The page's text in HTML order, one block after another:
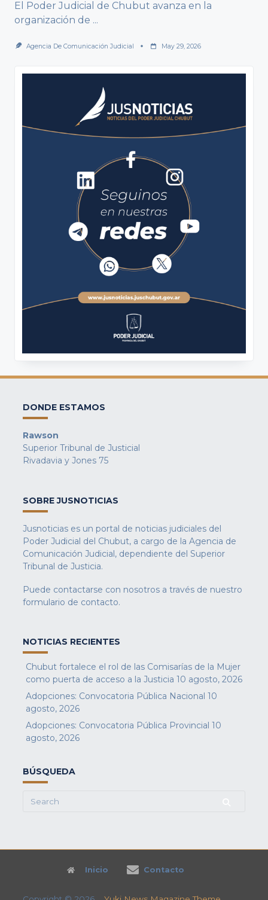
El Poder Judicial de Chubut avanza en la
organización de ...
Agencia De Comunicación Judicial May 29, 2026
DONDE ESTAMOS
Rawson
Superior Tribunal de Justicial
Rivadavia y Jones 75
SOBRE JUSNOTICIAS
Jusnoticias es un portal de noticias judiciales del
Poder Judicial del Chubut, a cargo de la Agencia de
Comunicación Judicial, dependiente del Superior
Tribunal de Justicia.
Puede contactarse con nosotros a través de nuestro
formulario de contacto.
NOTICIAS RECIENTES
Chubut fortalece el rol de las Comisarías de la Mujer
como puerta de acceso a la Justicia 10 agosto, 2026
Adopciones: Convocatoria Pública Nacional 10
agosto, 2026
Adopciones: Convocatoria Pública Provincial 10
agosto, 2026
BÚSQUEDA
Search
Inicio Contacto